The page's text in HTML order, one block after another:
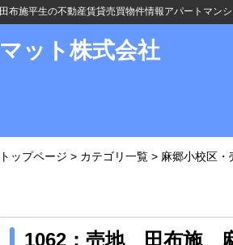
田布施平生の不動産賃貸売買物件情報アパートマン
マット株式会社
トップページ > カテゴリ一覧 > 麻郷小校区・
1062：売地 田布施